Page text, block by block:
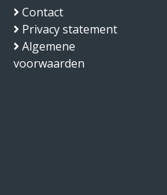
Contact
Privacy statement
Algemene
voorwaarden